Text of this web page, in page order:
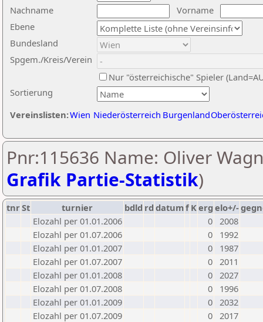
Nachname
Vorname
Ebene
Sortierung
Bundesland
Spgem./Kreis/Verein
Nur "österreichische" Spieler
Vereinslisten:Wien Niederösterreich Burgenland
Pnr:115636 Name: Oliver
Grafik Partie-Statistik)
tnrSt turnier bdld rd datumf Kerg elo+/-
Elozahl per 01.01.2006
0 2008
Elozahl per 01.07.2006
0
1992
Elozahl per 01.01.2007
0
1987
Elozahl per 01.07.2007
0 2011
Elozahl per 01.01.2008
0 2027
Elozahl per 01.07.2008
0
1996
Elozahl per 01.01.2009
0 2032
Elozahl per 01.07.2009
0 2017